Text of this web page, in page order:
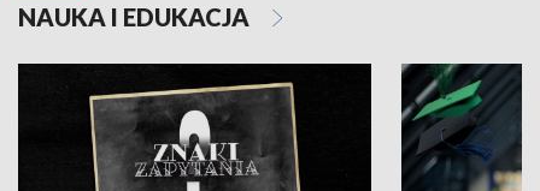
NAUKA I EDUKACJA